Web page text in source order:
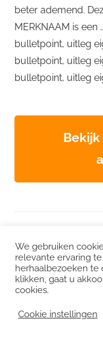
beter ademend.
MERKNAAM is een
bulletpoint, uitleg
bulletpoint, uitleg
bulletpoint, uitleg
Instagram|
interessant:CO2 uitstoot
We gebruiken
relevante ervaring
herhaalbezoeken te
klikken, gaat u
cookies.
Cookie instellingen